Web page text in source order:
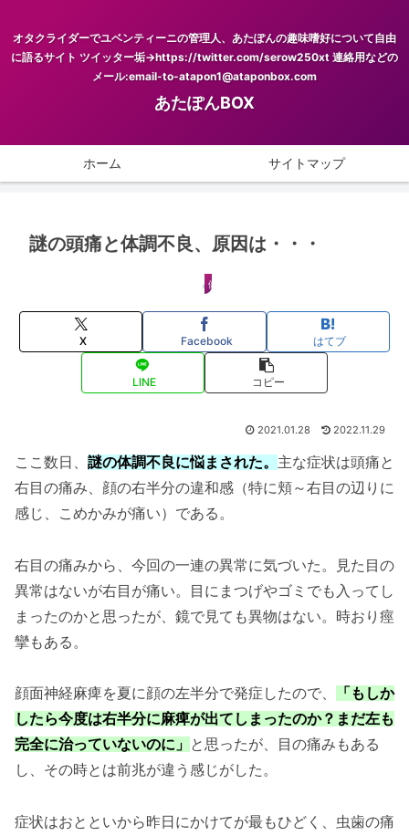
オタクライダーでユベンティーニの管理人、あたぽんの趣味嗜好について自由
に語るサイト ツイッター垢→https://twitter.com/serow250xt 連絡用などの
メール:email-to-atapon1@ataponbox.com
あたぽんBOX
ホーム サイトマップ
謎の頭痛と体調不良、原因は・・・
健康
X Facebook はてブ
LINE コピー
2021.01.28 2022.11.29
ここ数日、 謎の体調不良に悩まされた。 主な症状は頭痛と
右目の痛み、顔の右半分の違和感（特に頬～右目の辺りに
感じ、こめかみが痛い）である。
右目の痛みから、今回の一連の異常に気づいた。見た目の
異常はないが右目が痛い。目にまつげやゴミでも入ってし
まったのかと思ったが、鏡で見ても異物はない。時おり痙
攣もある。
顔面神経麻痺を夏に顔の左半分で発症したので、
「もしか
したら今度は右半分に麻痺が出てしまったのか？まだ左も
完全に治っていないのに」 と思ったが、目の痛みもある
し、その時とは前兆が違う感じがした。
症状はおとといから昨日にかけてが最もひどく、虫歯の痛